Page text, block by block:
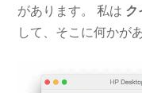
があります。 私は ク
して、そこに何かが